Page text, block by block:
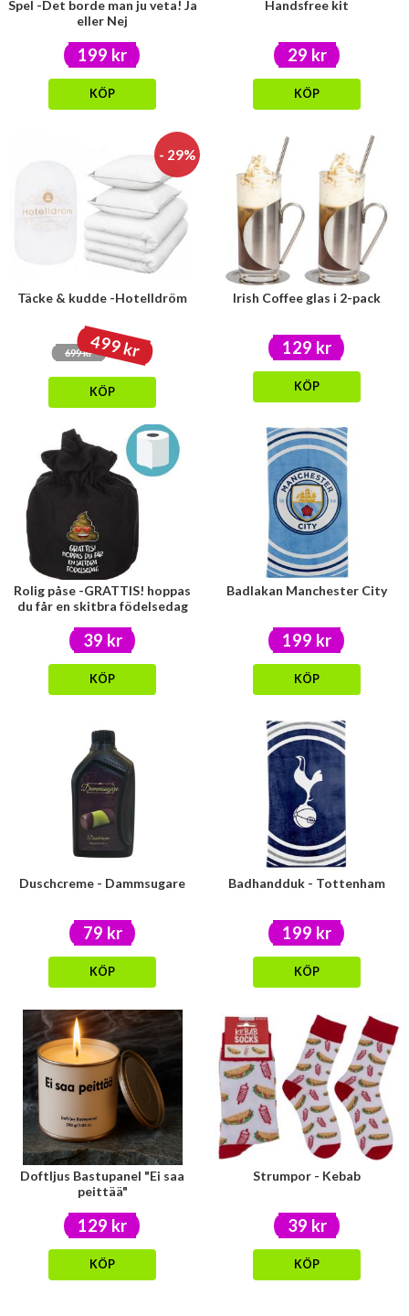
Spel -Det borde man ju veta! Ja
eller Nej
199 kr
KÖP
Handsfree kit
29 kr
KÖP
- 29%
Täcke & kudde -Hotelldröm
699 kr499 kr
KÖP
Irish Coffee glas i 2-pack
129 kr
KÖP
Rolig påse -GRATTIS! hoppas
du får en skitbra födelsedag
39 kr
KÖP
Badlakan Manchester City
199 kr
KÖP
Duschcreme - Dammsugare
79 kr
KÖP
Badhandduk - Tottenham
199 kr
KÖP
Doftljus Bastupanel "Ei saa
peittää"
129 kr
KÖP
Strumpor - Kebab
39 kr
KÖP